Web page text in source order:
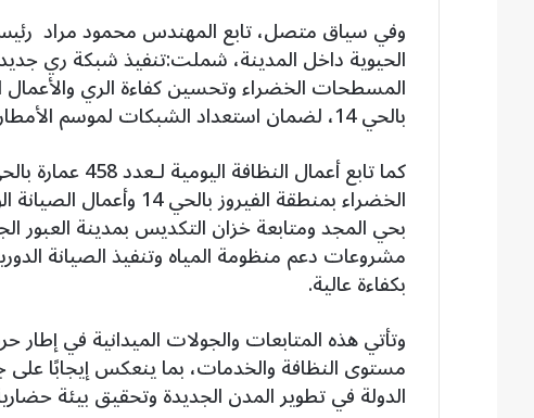
وفي سياق متصل، تابع المهندس محمود مراد رئيس
المسطحات الخضراء وتحسين كفاءة الري
بالحي 14، لضمان استعداد الشبكات لموسم الأمطار.
كما تابع أعمال
الخضراء بمنطقة
مشروعات دعم منظومة المياه وتنفيذ الصيانة
بكفاءة عالية.
وتأتي هذه المتابعات والجولات الميدانية في إطار
مستوى النظافة والخدمات، بما ينعكس إيجابًا على
الدولة في تطوير المدن الجديدة وتحقيق بيئة